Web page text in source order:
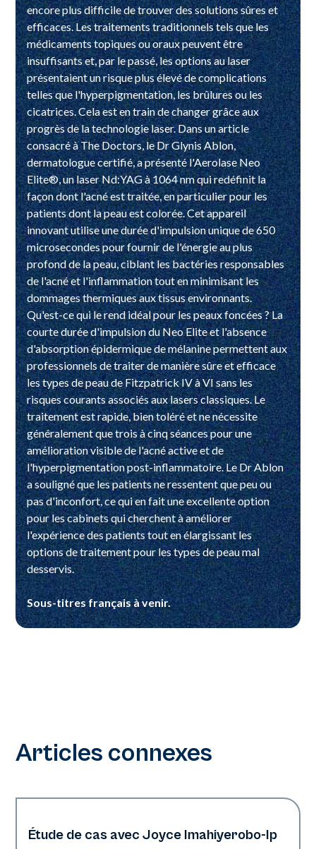
encore plus difficile de trouver des solutions sûres et
efficaces. Les traitements traditionnels tels que les
médicaments topiques ou oraux peuvent être
insuffisants et, par le passé, les options au laser
présentaient un risque plus élevé de complications
telles que l'hyperpigmentation, les brûlures ou les
cicatrices. Cela est en train de changer grâce aux
progrès de la technologie laser. Dans un article
consacré à The Doctors, le Dr Glynis Ablon,
dermatologue certifié, a présenté l'Aerolase Neo
Elite®, un laser Nd:YAG à 1064 nm qui redéfinit la
façon dont l'acné est traitée, en particulier pour les
patients dont la peau est colorée. Cet appareil
innovant utilise une durée d'impulsion unique de 650
microsecondes pour fournir de l'énergie au plus
profond de la peau, ciblant les bactéries responsables
de l'acné et l'inflammation tout en minimisant les
dommages thermiques aux tissus environnants.
Qu'est-ce qui le rend idéal pour les peaux foncées ? La
courte durée d'impulsion du Neo Elite et l'absence
d'absorption épidermique de mélanine permettent aux
professionnels de traiter de manière sûre et efficace
les types de peau de Fitzpatrick IV à VI sans les
risques courants associés aux lasers classiques. Le
traitement est rapide, bien toléré et ne nécessite
généralement que trois à cinq séances pour une
amélioration visible de l'acné active et de
l'hyperpigmentation post-inflammatoire. Le Dr Ablon
a souligné que les patients ne ressentent que peu ou
pas d'inconfort, ce qui en fait une excellente option
pour les cabinets qui cherchent à améliorer
l'expérience des patients tout en élargissant les
options de traitement pour les types de peau mal
desservis.
Sous-titres français à venir.
Articles connexes
Dermatologie | Neo Elite
Étude de cas avec Joyce Imahiyerobo-Ip